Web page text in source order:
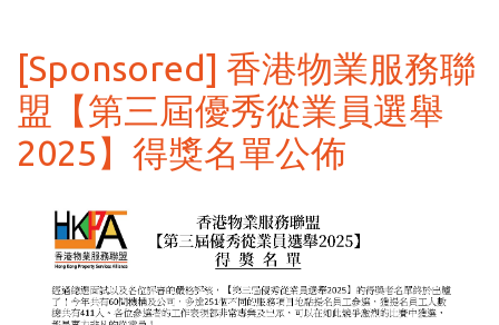
[Sponsored] 香港物業服務聯
盟【第三屆優秀從業員選舉
2025】得獎名單公佈